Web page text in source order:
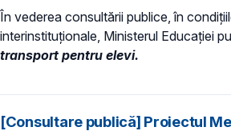
În vederea consultării publice, în
interinstituționale, Ministerul Educaţiei
transport pentru elevi.
[Consultare publică] Proiectul